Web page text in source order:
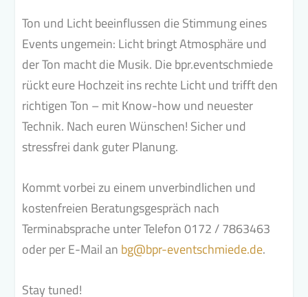
Ton und Licht beeinflussen die Stimmung eines
Events ungemein: Licht bringt Atmosphäre und
der Ton macht die Musik. Die bpr.eventschmiede
rückt eure Hochzeit ins rechte Licht und trifft den
richtigen Ton – mit Know-how und neuester
Technik. Nach euren Wünschen! Sicher und
stressfrei dank guter Planung.
Kommt vorbei zu einem unverbindlichen und
kostenfreien Beratungsgespräch nach
Terminabsprache unter Telefon 0172 / 7863463
oder per E-Mail an bg@bpr-eventschmiede.de.
Stay tuned!